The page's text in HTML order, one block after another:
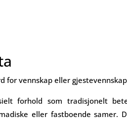
for vennskap eller
forhold som tradisjonelt
eller fastboende samer.